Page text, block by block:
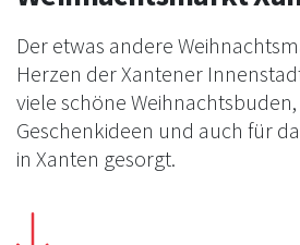
Der etwas andere
Herzen der Xantener
viele schöne
Geschenkideen und auch für
in Xanten gesorgt.